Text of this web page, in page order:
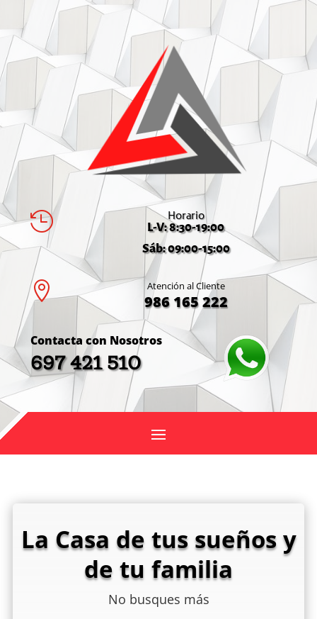
 Horario
L-V: 8:30-19:00
Sáb: 09:00-15:00
 Atención al Cliente
986 165 222
Contacta con Nosotros
697 421 510
La Casa de tus sueños y
de tu familia
No busques más